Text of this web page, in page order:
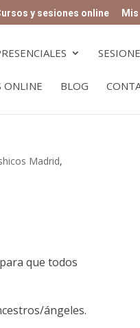
y sesiones online
ONLINE BLOG
Madrid,
que todos
ángeles.